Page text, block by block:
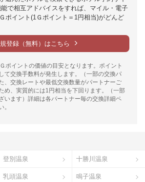
で相互アドバイスをすれば、マイル・電子
ポイント(1Ｇポイント＝1円相当)がどんど
登録（無料）はこちら
ポイントの価値の目安となります。ポイント
て交換手数料が発生します。（一部の交換パ
、交換レートや最低交換数量がパートナーご
め、実質的には1円相当を下回ります。（一部
います）詳細は各パートナー毎の交換詳細ペ
。
登別温泉 十勝川温泉
乳頭温泉 鳴子温泉